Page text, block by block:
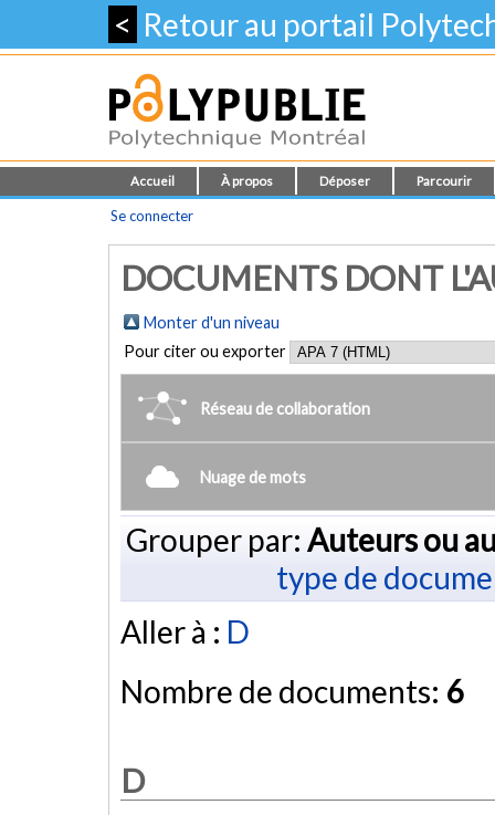
< Retour au portail
Accueil À propos Déposer Parcourir
Se connecter
DOCUMENTS DONT
Monter d'un niveau
Pour citer ou exporter
Réseau de collaboration
Nuage de mots
Grouper par: Auteurs ou
type de
Aller à : D
Nombre de documents: 6
D